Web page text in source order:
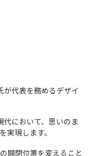
が代表を務めるデザイ
代において、思いのま
実現します。
開閉位置を変えること